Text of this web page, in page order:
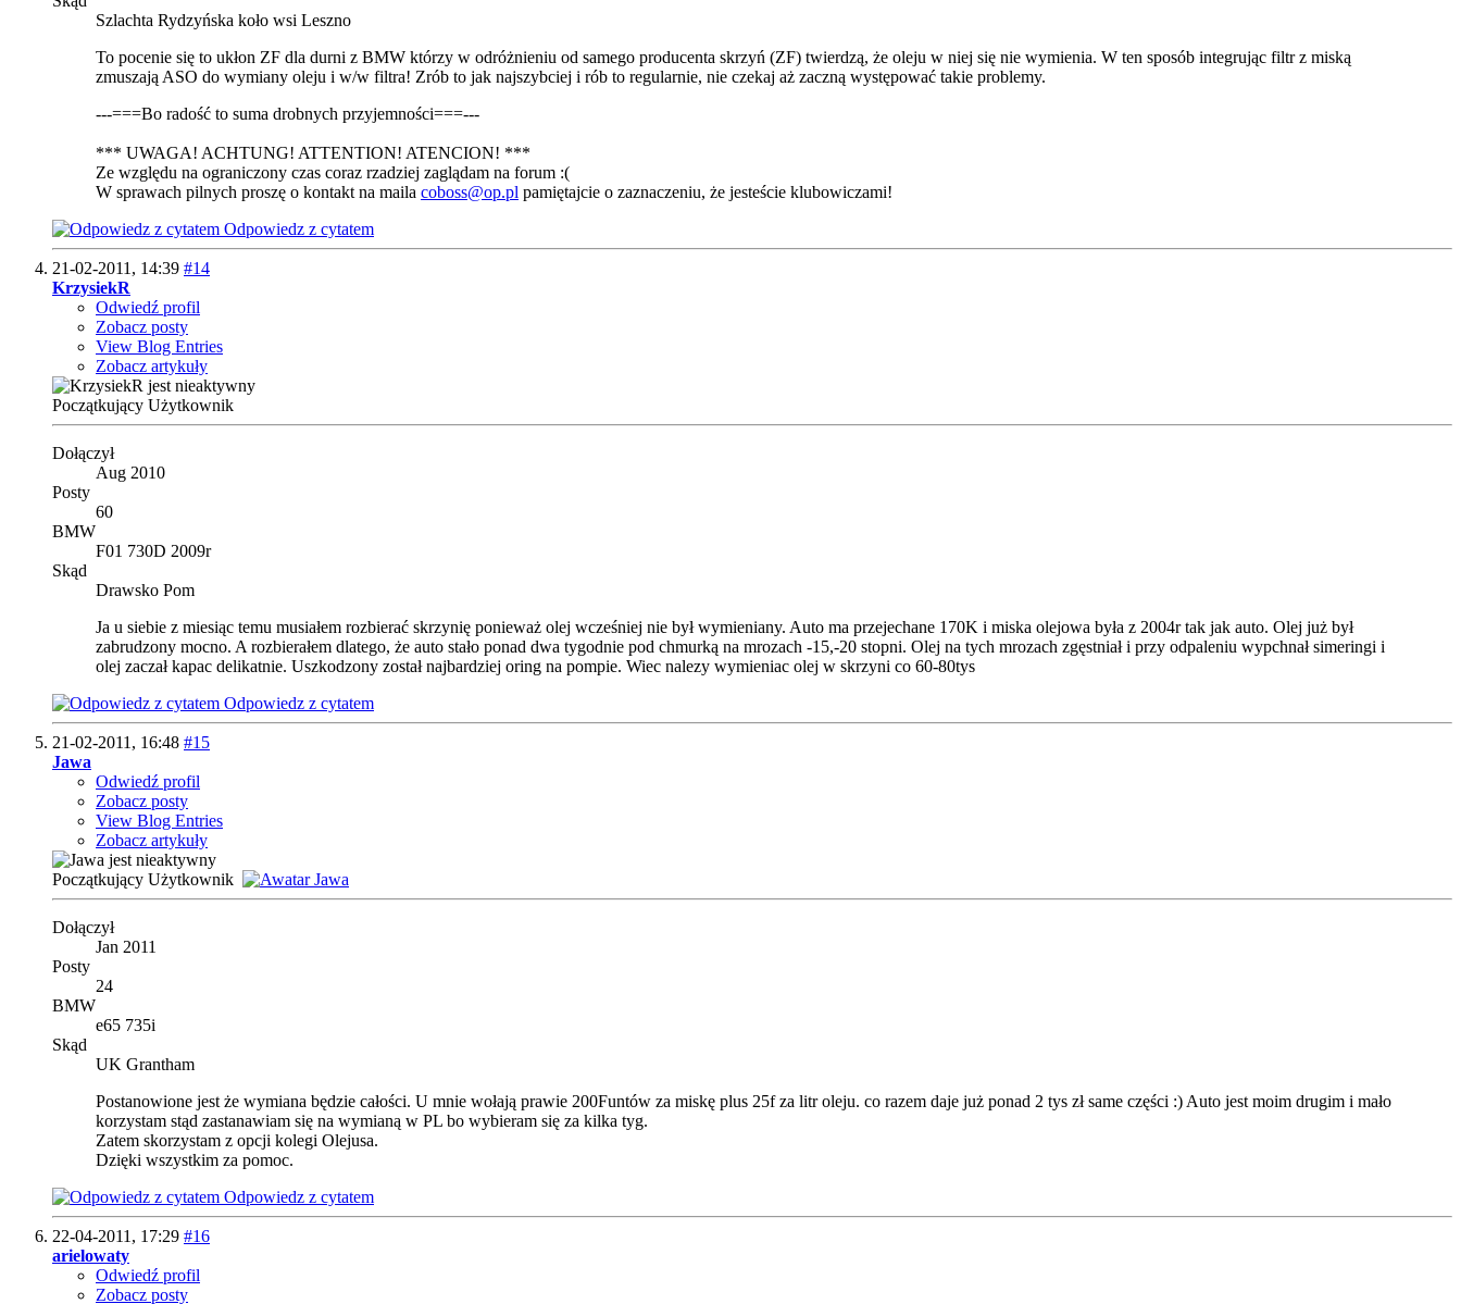
Szlachta Rydzyńska koło wsi Leszno
To pocenie się to ukłon ZF dla durni z BMW którzy w odróżnieniu od samego producenta skrzyń (ZF) twierdzą, że oleju w niej się nie wymienia. W ten sposób integrując filtr z miską
zmuszają ASO do wymiany oleju i w/w filtra! Zrób to jak najszybciej i rób to regularnie, nie czekaj aż zaczną występować takie problemy.
---===Bo radość to suma drobnych przyjemności===---
*** UWAGA! ACHTUNG! ATTENTION! ATENCION! ***
Ze względu na ograniczony czas coraz rzadziej zaglądam na forum :(
W sprawach pilnych proszę o kontakt na maila coboss@op.pl pamiętajcie o zaznaczeniu, że jesteście klubowiczami!
Odpowiedz z cytatem
21-02-2011, 14:39 #14
KrzysiekR
Odwiedź profil
Zobacz posty
View Blog Entries
Zobacz artykuły
Początkujący Użytkownik
Dołączył
Aug 2010
Posty
60
BMW
F01 730D 2009r
Skąd
Drawsko Pom
Ja u siebie z miesiąc temu musiałem rozbierać skrzynię ponieważ olej wcześniej nie był wymieniany. Auto ma przejechane 170K i miska olejowa była z 2004r tak jak auto. Olej już był
zabrudzony mocno. A rozbierałem dlatego, że auto stało ponad dwa tygodnie pod chmurką na mrozach -15,-20 stopni. Olej na tych mrozach zgęstniał i przy odpaleniu wypchnał simeringi i
olej zaczał kapac delikatnie. Uszkodzony został najbardziej oring na pompie. Wiec nalezy wymieniac olej w skrzyni co 60-80tys
Odpowiedz z cytatem
21-02-2011, 16:48 #15
Jawa
Odwiedź profil
Zobacz posty
View Blog Entries
Zobacz artykuły
Początkujący Użytkownik
Dołączył
Jan 2011
Posty
24
BMW
e65 735i
Skąd
UK Grantham
Postanowione jest że wymiana będzie całości. U mnie wołają prawie 200Funtów za miskę plus 25f za litr oleju. co razem daje już ponad 2 tys zł same części :) Auto jest moim drugim i mało
korzystam stąd zastanawiam się na wymianą w PL bo wybieram się za kilka tyg.
Zatem skorzystam z opcji kolegi Olejusa.
Dzięki wszystkim za pomoc.
Odpowiedz z cytatem
22-04-2011, 17:29 #16
arielowaty
Odwiedź profil
Zobacz posty